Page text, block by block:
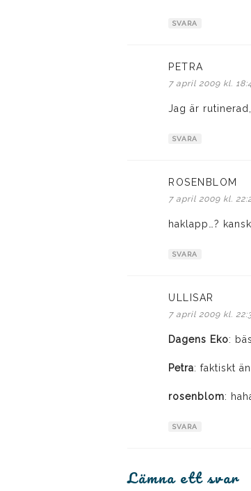
SVARA
PETRA
7 april 2009 kl.
Jag är
SVARA
ROSENBLOM
7 april 2009 kl.
haklapp…?
SVARA
ULLISAR
7 april 2009 kl.
Dagens Eko:
Petra: faktiskt
rosenblom:
SVARA
Lämna ett svar